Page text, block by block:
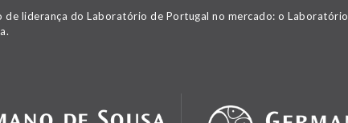
liderança do Laboratório de Portugal no mercado: o